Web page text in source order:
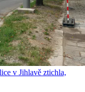
v Jihlavě ztichla,